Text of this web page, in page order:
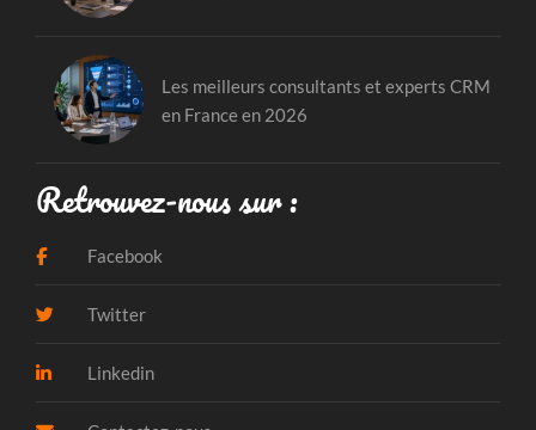
Les meilleurs consultants et experts CRM
en France en 2026
Retrouvez-nous sur :
Facebook
Twitter
Linkedin